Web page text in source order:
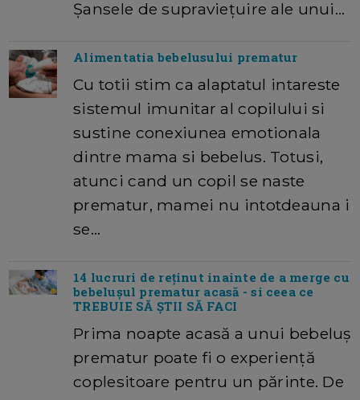
Șansele de supraviețuire ale unui…
Alimentatia bebelusului prematur
Cu totii stim ca alaptatul intareste
sistemul imunitar al copilului si
sustine conexiunea emotionala
dintre mama si bebelus. Totusi,
atunci cand un copil se naste
prematur, mamei nu intotdeauna i
se…
14 lucruri de reținut inainte de a merge cu
bebelușul prematur acasă - si ceea ce
TREBUIE SĂ ȘTII SĂ FACI
Prima noapte acasă a unui bebeluș
prematur poate fi o experiență
coplesitoare pentru un părinte. De